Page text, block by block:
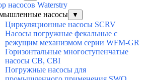
насосов Waterstry
насосы
▼
Циркуляционные насосы SCRV
Насосы погружные фекальные с
режущим механизмом серии WFM-GR
Горизонтальные многоступенчатые
насосы CB, CBI
Погружные насосы для